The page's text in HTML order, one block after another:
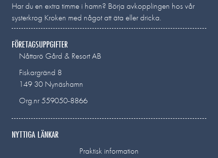
Har du en extra timme i hamn? Börja avkopplingen hos vår
systerkrog Kroken med något att äta eller dricka.
FÖRETAGSUPPGIFTER
Nåttarö Gård & Resort AB
Fiskargränd 8
149 30 Nynäshamn
Org.nr 559050-8866
NYTTIGA LÄNKAR
Praktisk information